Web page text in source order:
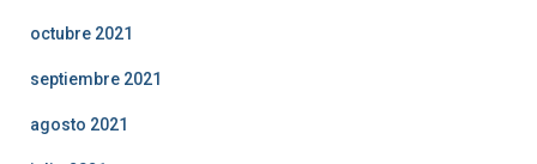
octubre 2021
septiembre 2021
agosto 2021